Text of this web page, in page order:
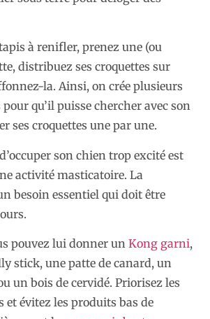
à renifler, prenez une (ou
distribuez ses croquettes sur
la. Ainsi, on crée plusieurs
qu’il puisse chercher avec son
ses croquettes une par une.
son chien trop excité est
activité masticatoire. La
besoin essentiel qui doit être
pouvez lui donner un Kong garni,
stick, une patte de canard, un
un bois de cervidé. Priorisez les
évitez les produits bas de